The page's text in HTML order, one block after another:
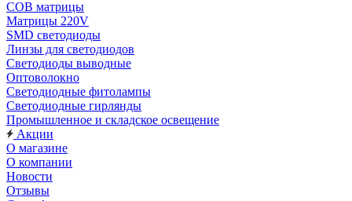
COB матрицы
Матрицы 220V
SMD светодиоды
Линзы для светодиодов
Светодиоды выводные
Оптоволокно
Светодиодные фитолампы
Светодиодные гирлянды
Промышленное и складское освещение
Акции
О магазине
О компании
Новости
Отзывы